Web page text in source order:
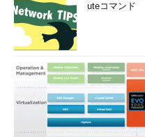
uteコマンド